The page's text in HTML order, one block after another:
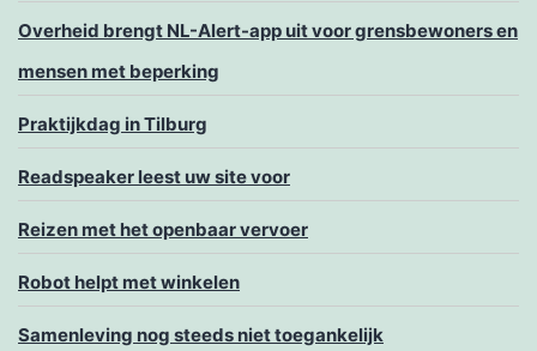
Overheid brengt NL-Alert-app uit voor grensbewoners en
mensen met beperking
Praktijkdag in Tilburg
Readspeaker leest uw site voor
Reizen met het openbaar vervoer
Robot helpt met winkelen
Samenleving nog steeds niet toegankelijk